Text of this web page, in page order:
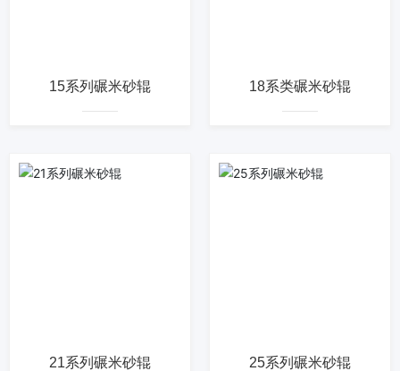
15系列碾米砂辊 18系类碾米砂辊
21系列碾米砂辊 25系列碾米砂辊